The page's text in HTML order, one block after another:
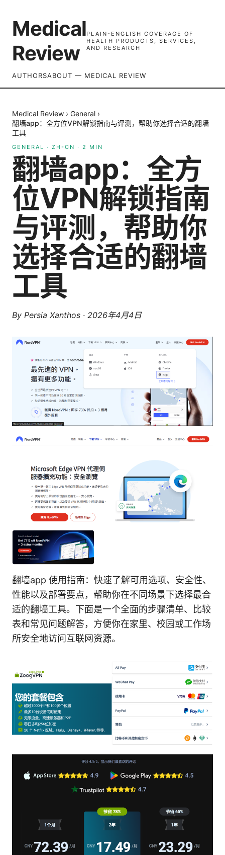
Medical
Review
PLAIN-ENGLISH COVERAGE OF
HEALTH PRODUCTS, SERVICES,
AND RESEARCH
AUTHORSABOUT — MEDICAL REVIEW
Medical Review › General ›
翻墙app：全方位VPN解锁指南与评测，帮助你选择合适的翻墙
工具
GENERAL · ZH-CN · 2 MIN
翻墙app：全方
位VPN解锁指南
与评测，帮助你
选择合适的翻墙
工具
By Persia Xanthos · 2026年4月4日
翻墙app 使用指南：快速了解可用选项、安全性、
性能以及部署要点，帮助你在不同场景下选择最合
适的翻墙工具。下面是一个全面的步骤清单、比较
表和常见问题解答，方便你在家里、校园或工作场
所安全地访问互联网资源。